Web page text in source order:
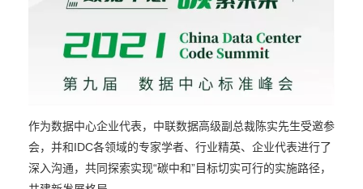
作为数据中心企业代表，中联数据高级副总裁陈实先生受邀参
会，并和IDC各领域的专家学者、行业精英、企业代表进行了
深入沟通，共同探索实现“碳中和”目标切实可行的实施路径，